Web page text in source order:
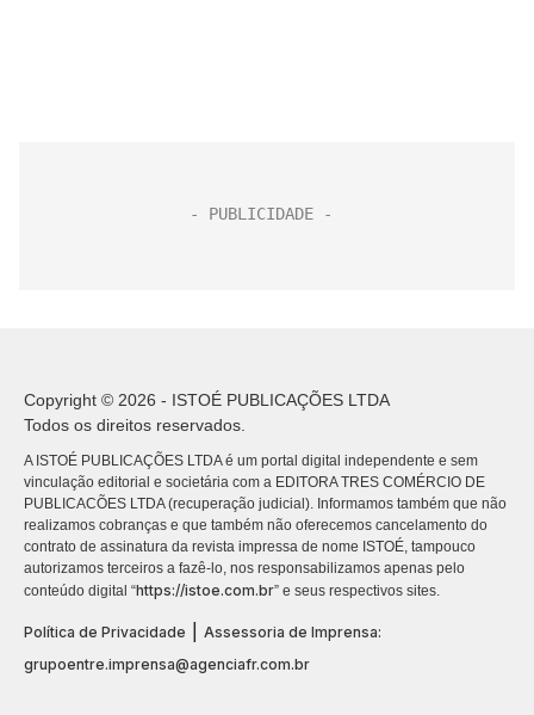
Copyright © 2026 - ISTOÉ PUBLICAÇÕES LTDA
Todos os direitos reservados.
A ISTOÉ PUBLICAÇÕES LTDA é um portal digital independente e sem
vinculação editorial e societária com a EDITORA TRES COMÉRCIO DE
PUBLICACÕES LTDA (recuperação judicial). Informamos também que não
realizamos cobranças e que também não oferecemos cancelamento do
contrato de assinatura da revista impressa de nome ISTOÉ, tampouco
autorizamos terceiros a fazê-lo, nos responsabilizamos apenas pelo
conteúdo digital “https://istoe.com.br” e seus respectivos sites.
Política de Privacidade | Assessoria de Imprensa:
grupoentre.imprensa@agenciafr.com.br